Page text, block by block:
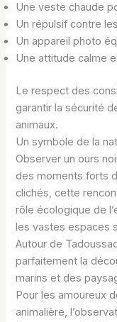
Une veste chaude
Un répulsif contre
Un appareil photo
Une attitude calme
Le respect des
garantir la sécurité
animaux.
Un symbole de la
Observer un ours
des moments forts
clichés, cette
rôle écologique de
les vastes espaces
Autour de
parfaitement la
marins et des
Pour les amoureux
animalière,